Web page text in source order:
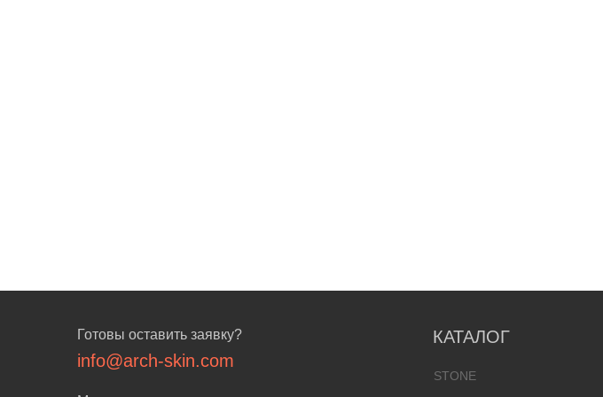
Готовы оставить заявку?
info@arch-skin.com
КАТАЛОГ
STONE